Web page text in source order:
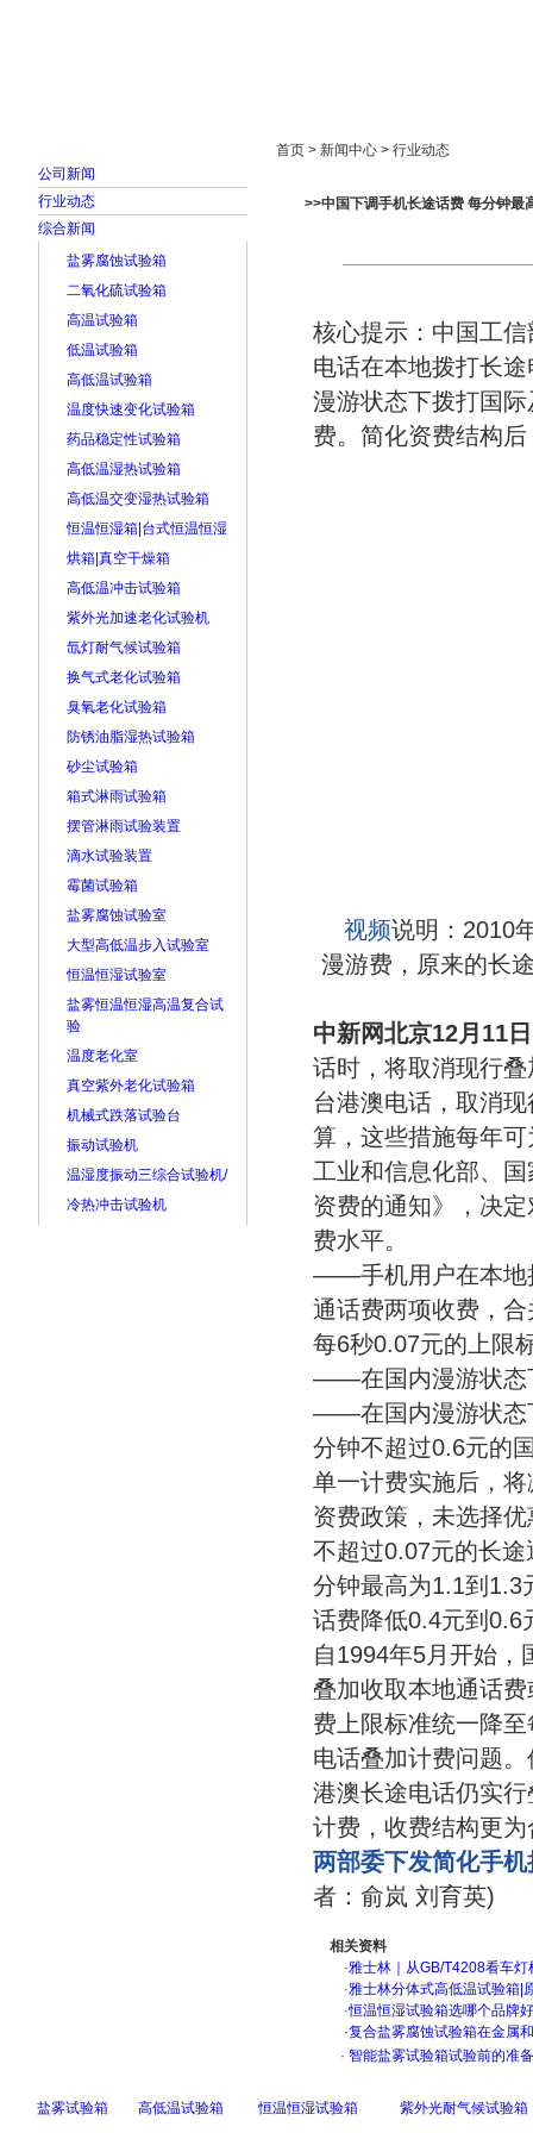
公司新闻
行业动态
综合新闻
盐雾腐蚀试验箱
二氧化硫试验箱
高温试验箱
低温试验箱
高低温试验箱
温度快速变化试验箱
药品稳定性试验箱
高低温湿热试验箱
高低温交变湿热试验箱
恒温恒湿箱|台式恒温恒湿
烘箱|真空干燥箱
高低温冲击试验箱
紫外光加速老化试验机
氙灯耐气候试验箱
换气式老化试验箱
臭氧老化试验箱
防锈油脂湿热试验箱
砂尘试验箱
箱式淋雨试验箱
摆管淋雨试验装置
滴水试验装置
霉菌试验箱
盐雾腐蚀试验室
大型高低温步入试验室
恒温恒湿试验室
盐雾恒温恒湿高温复合试
验
温度老化室
真空紫外老化试验箱
机械式跌落试验台
振动试验机
温湿度振动三综合试验机/
冷热冲击试验机
首页 > 新闻中心 > 行业动态
>>中国下调手机长途话费 每分钟最
核心提示：中国工
电话在本地拨打长
漫游状态下拨打国
费。简化资费结构
视频说明：2010
漫游费，原来的长
中新网北京12月11
话时，将取消现行
台港澳电话，取消
算，这些措施每年
工业和信息化部、
资费的通知》，决
费水平。
——手机用户在本地
通话费两项收费，
每6秒0.07元的上限
——在国内漫游状态
——在国内漫游状态
分钟不超过0.6元的
单一计费实施后，
资费政策，未选择
不超过0.07元的长
分钟最高为1.1到1.3
话费降低0.4元到0.6
自1994年5月开始，
叠加收取本地通话
费上限标准统一降
电话叠加计费问题
港澳长途电话仍实
计费，收费结构更为
两部委下发简化手
者：俞岚 刘育英)
相关资料
·雅士林｜从GB/T4208看车
·雅士林分体式高低温试验箱|
·恒温恒湿试验箱选哪个品牌
·复合盐雾腐蚀试验箱在金属
· 智能盐雾试验箱试验前的准备
盐雾试验箱 高低温试验箱 恒温恒湿试验箱 紫外光耐气候试验箱